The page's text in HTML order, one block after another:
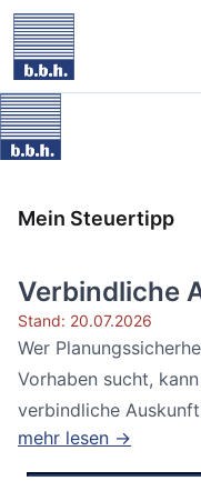
Mein Steuertipp
Verbindliche
Stand: 20.07.2026
Wer
Vorhaben sucht,
verbindliche
Bundesfinanzhof...
mehr lesen →